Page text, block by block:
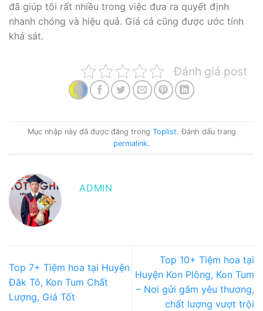
đã giúp tôi rất nhiều trong việc đưa ra quyết định
nhanh chóng và hiệu quả. Giá cả cũng được ước tính
khá sát.
Đánh giá post
Mục nhập này đã được đăng trong Toplist. Đánh dấu trang
permalink.
ADMIN
Top 7+ Tiệm hoa tại Huyện
Đăk Tô, Kon Tum Chất
Lượng, Giá Tốt
Top 10+ Tiệm hoa tại
Huyện Kon Plông, Kon Tum
– Nơi gửi gắm yêu thương,
chất lượng vượt trội